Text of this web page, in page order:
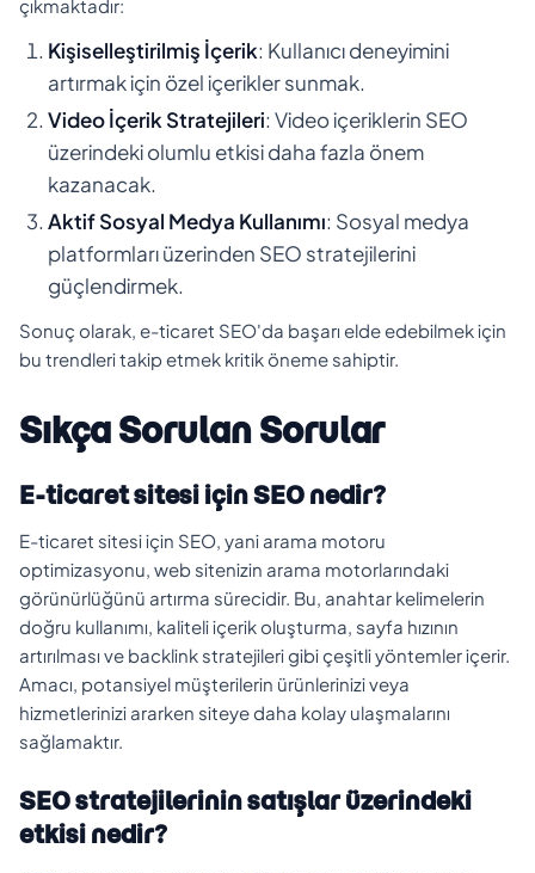
çıkmaktadır:
Kişiselleştirilmiş İçerik: Kullanıcı deneyimini
artırmak için özel içerikler sunmak.
Video İçerik Stratejileri: Video içeriklerin SEO
üzerindeki olumlu etkisi daha fazla önem
kazanacak.
Aktif Sosyal Medya Kullanımı: Sosyal medya
platformları üzerinden SEO stratejilerini
güçlendirmek.
Sonuç olarak, e-ticaret SEO'da başarı elde edebilmek için
bu trendleri takip etmek kritik öneme sahiptir.
Sıkça Sorulan Sorular
E-ticaret sitesi için SEO nedir?
E-ticaret sitesi için SEO, yani arama motoru
optimizasyonu, web sitenizin arama motorlarındaki
görünürlüğünü artırma sürecidir. Bu, anahtar kelimelerin
doğru kullanımı, kaliteli içerik oluşturma, sayfa hızının
artırılması ve backlink stratejileri gibi çeşitli yöntemler içerir.
Amacı, potansiyel müşterilerin ürünlerinizi veya
hizmetlerinizi ararken siteye daha kolay ulaşmalarını
sağlamaktır.
SEO stratejilerinin satışlar üzerindeki
etkisi nedir?